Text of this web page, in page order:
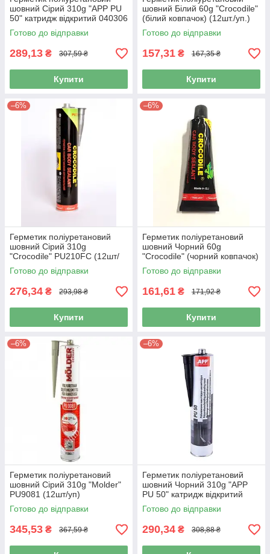
шовний Сірий 310g "APP PU
50" катридж відкритий 040306
Готово до відправки
289,13 ₴ 307,59 ₴
Купити
шовний Білий 60g "Crocodile"
(білий ковпачок) (12шт./уп.)
Готово до відправки
157,31 ₴ 167,35 ₴
Купити
–6%
Герметик поліуретановий
шовний Сірий 310g
"Crocodile" PU210FC (12шт/
уп)
Готово до відправки
276,34 ₴ 293,98 ₴
Купити
–6%
Герметик поліуретановий
шовний Чорний 60g
"Crocodile" (чорний ковпачок)
Готово до відправки
161,61 ₴ 171,92 ₴
Купити
–6%
Герметик поліуретановий
шовний Сірий 310g "Molder"
PU9081 (12шт/уп)
Готово до відправки
345,53 ₴ 367,59 ₴
–6%
Герметик поліуретановий
шовний Чорний 310g "APP
PU 50" катридж відкритий
040307
Готово до відправки
290,34 ₴ 308,88 ₴